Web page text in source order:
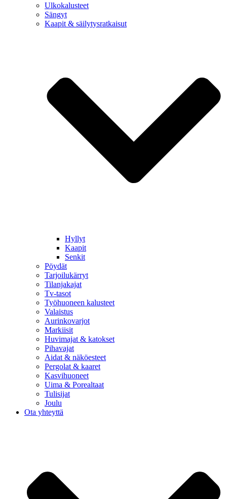
Ulkokalusteet
Sängyt
Kaapit & säilytysratkaisut
Hyllyt
Kaapit
Senkit
Pöydät
Tarjoilukärryt
Tilanjakajat
Tv-tasot
Työhuoneen kalusteet
Valaistus
Aurinkovarjot
Markiisit
Huvimajat & katokset
Pihavajat
Aidat & näköesteet
Pergolat & kaaret
Kasvihuoneet
Uima & Porealtaat
Tulisijat
Joulu
Ota yhteyttä